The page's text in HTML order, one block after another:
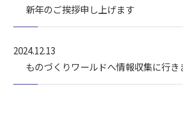
新年のご挨拶申し上げます
2024.12.13
ものづくりワールドへ情報収集に行き